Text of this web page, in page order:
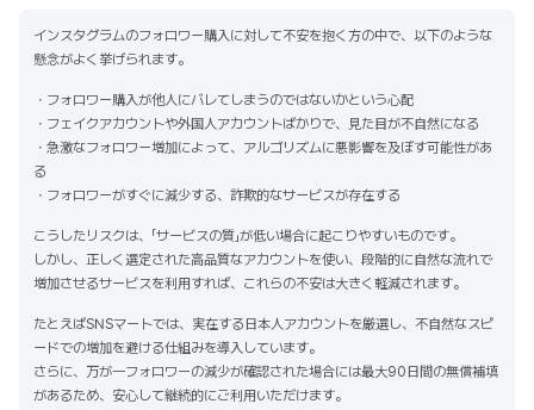
インスタグラムのフォロワー購入に対して不安を抱く方の中で、以下のような
懸念がよく挙げられます。
・フォロワー購入が他人にバレてしまうのではないかという心配
・フェイクアカウントや外国人アカウントばかりで、見た目が不自然になる
・急激なフォロワー増加によって、アルゴリズムに悪影響を及ぼす可能性があ
る
・フォロワーがすぐに減少する、詐欺的なサービスが存在する
こうしたリスクは、「サービスの質」が低い場合に起こりやすいものです。
しかし、正しく選定された高品質なアカウントを使い、段階的に自然な流れで
増加させるサービスを利用すれば、これらの不安は大きく軽減されます。
たとえばSNSマートでは、実在する日本人アカウントを厳選し、不自然なスピ
ードでの増加を避ける仕組みを導入しています。
さらに、万が一フォロワーの減少が確認された場合には最大90日間の無償補填
があるため、安心して継続的にご利用いただけます。